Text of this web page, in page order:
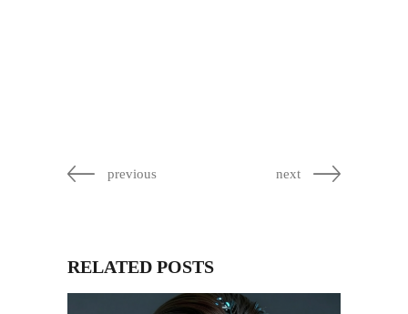
previous next
RELATED POSTS